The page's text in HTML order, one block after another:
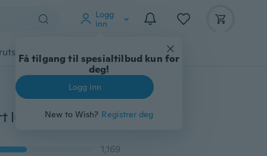
Logg
inn
Få tilgang til spesialtilbud kun for
deg!
Logg inn
New to Wish? Registrer deg
Gadgets Verktøy
1,169